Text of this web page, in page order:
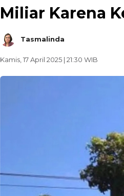
Miliar Karena
Tasmalinda
Kamis, 17 April 2025 | 21:30 WIB